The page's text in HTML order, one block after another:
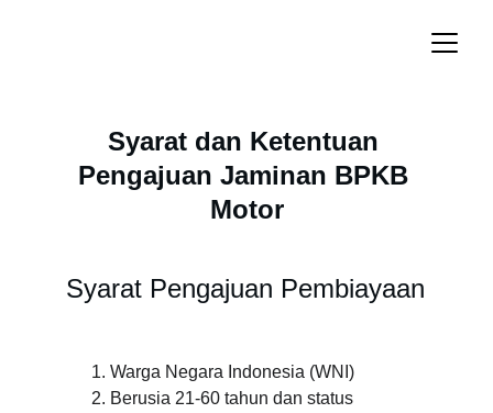
Syarat dan Ketentuan
Pengajuan Jaminan BPKB
Motor
Syarat Pengajuan Pembiayaan
Warga Negara Indonesia (WNI)
Berusia 21-60 tahun dan status